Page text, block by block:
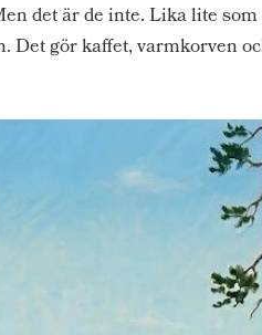
det är de inte. Lika lite
Det gör kaffet, varmkorven